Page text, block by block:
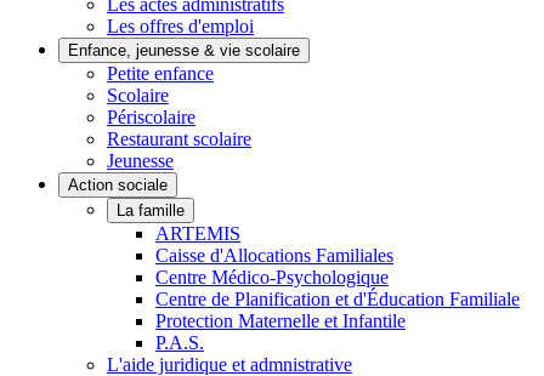
Les actes administratifs
Les offres d'emploi
Enfance, jeunesse & vie scolaire
Petite enfance
Scolaire
Périscolaire
Restaurant scolaire
Jeunesse
Action sociale
La famille
ARTEMIS
Caisse d'Allocations Familiales
Centre Médico-Psychologique
Centre de Planification et d'Éducation Familiale
Protection Maternelle et Infantile
P.A.S.
L'aide juridique et admnistrative